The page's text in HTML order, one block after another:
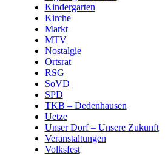
Kindergarten
Kirche
Markt
MTV
Nostalgie
Ortsrat
RSG
SoVD
SPD
TKB – Dedenhausen
Uetze
Unser Dorf – Unsere Zukunft
Veranstaltungen
Volksfest